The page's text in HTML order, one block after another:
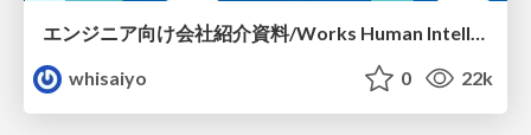
エンジニア向け会社紹介資料/Works Human Intelligence-engineer
whisaiyo
0 22k